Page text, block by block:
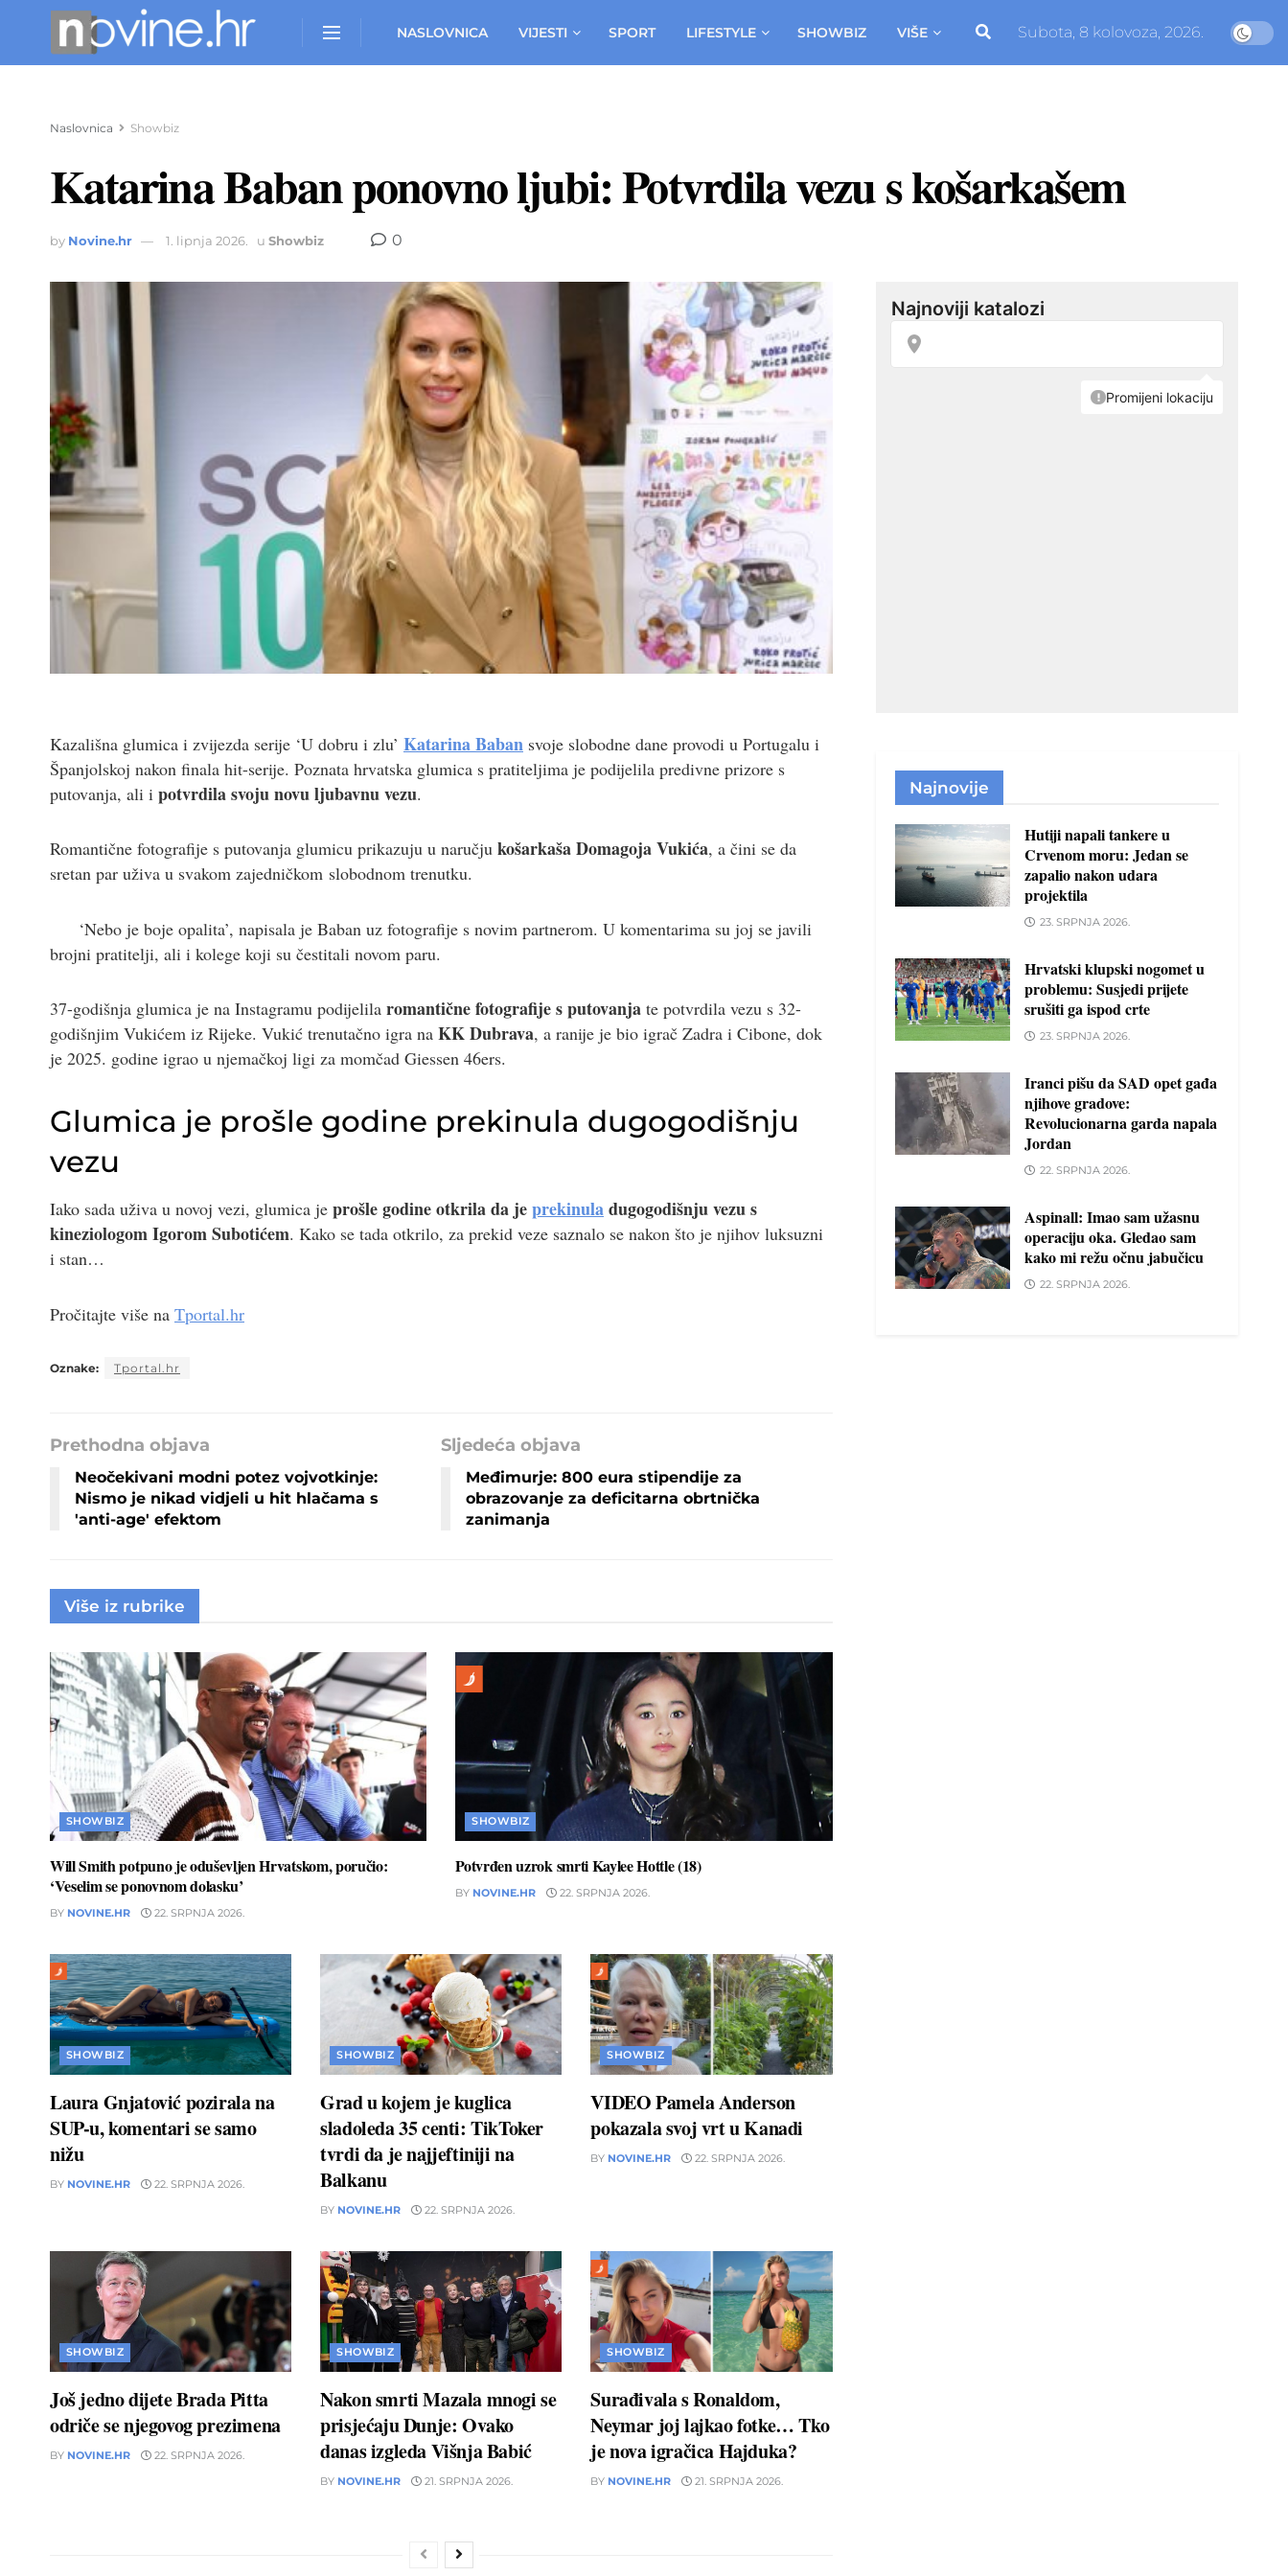
NASLOVNICA VIJESTI SPORT LIFESTYLE SHOWBIZ VIŠE Subota, 8 kolovoza, 2026.
Naslovnica Showbiz
Katarina Baban ponovno ljubi: Potvrdila vezu s košarkašem
by Novine.hr 1. lipnja 2026. u Showbiz 0
Kazališna glumica i zvijezda serije ‘U dobru i zlu’ Katarina Baban svoje slobodne dane provodi u Portugalu i
Španjolskoj nakon finala hit-serije. Poznata hrvatska glumica s pratiteljima je podijelila predivne prizore s
putovanja, ali i potvrdila svoju novu ljubavnu vezu.
Romantične fotografije s putovanja glumicu prikazuju u naručju košarkaša Domagoja Vukića, a čini se da
sretan par uživa u svakom zajedničkom slobodnom trenutku.
‘Nebo je boje opalita’, napisala je Baban uz fotografije s novim partnerom. U komentarima su joj se javili
brojni pratitelji, ali i kolege koji su čestitali novom paru.
37-godišnja glumica je na Instagramu podijelila romantične fotografije s putovanja te potvrdila vezu s 32-
godišnjim Vukićem iz Rijeke. Vukić trenutačno igra na KK Dubrava, a ranije je bio igrač Zadra i Cibone, dok
je 2025. godine igrao u njemačkoj ligi za momčad Giessen 46ers.
Glumica je prošle godine prekinula dugogodišnju
vezu
Iako sada uživa u novoj vezi, glumica je prošle godine otkrila da jeprekinuladugogodišnju vezu s
kineziologom Igorom Subotićem. Kako se tada otkrilo, za prekid veze saznalo se nakon što je njihov luksuzni
i stan…
Pročitajte više na Tportal.hr
Oznake: Tportal.hr
Prethodna objava
Neočekivani modni potez vojvotkinje:
Nismo je nikad vidjeli u hit hlačama s
'anti-age' efektom
Sljedeća objava
Međimurje: 800 eura stipendije za
obrazovanje za deficitarna obrtnička
zanimanja
Više iz rubrike
SHOWBIZ
Will Smith potpuno je oduševljen Hrvatskom, poručio:
‘Veselim se ponovnom dolasku’
BY NOVINE.HR 22. SRPNJA 2026.
SHOWBIZ
Potvrđen uzrok smrti Kaylee Hottle (18)
BY NOVINE.HR 22. SRPNJA 2026.
SHOWBIZ
Laura Gnjatović pozirala na
SUP-u, komentari se samo
nižu
BY NOVINE.HR 22. SRPNJA 2026.
SHOWBIZ
Grad u kojem je kuglica
sladoleda 35 centi: TikToker
tvrdi da je najjeftiniji na
Balkanu
BY NOVINE.HR 22. SRPNJA 2026.
SHOWBIZ
VIDEO Pamela Anderson
pokazala svoj vrt u Kanadi
BY NOVINE.HR 22. SRPNJA 2026.
SHOWBIZ
Još jedno dijete Brada Pitta
odriče se njegovog prezimena
BY NOVINE.HR 22. SRPNJA 2026.
SHOWBIZ
Nakon smrti Mazala mnogi se
prisjećaju Dunje: Ovako
danas izgleda Višnja Babić
BY NOVINE.HR 21. SRPNJA 2026.
SHOWBIZ
Surađivala s Ronaldom,
Neymar joj lajkao fotke… Tko
je nova igračica Hajduka?
BY NOVINE.HR 21. SRPNJA 2026.
Najnovije
Hutiji napali tankere u
Crvenom moru: Jedan se
zapalio nakon udara
projektila
23. SRPNJA 2026.
Hrvatski klupski nogomet u
problemu: Susjedi prijete
srušiti ga ispod crte
23. SRPNJA 2026.
Iranci pišu da SAD opet gađa
njihove gradove:
Revolucionarna garda napala
Jordan
22. SRPNJA 2026.
Aspinall: Imao sam užasnu
operaciju oka. Gledao sam
kako mi režu očnu jabučicu
22. SRPNJA 2026.